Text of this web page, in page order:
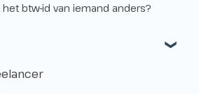
btw-id van iemand anders?